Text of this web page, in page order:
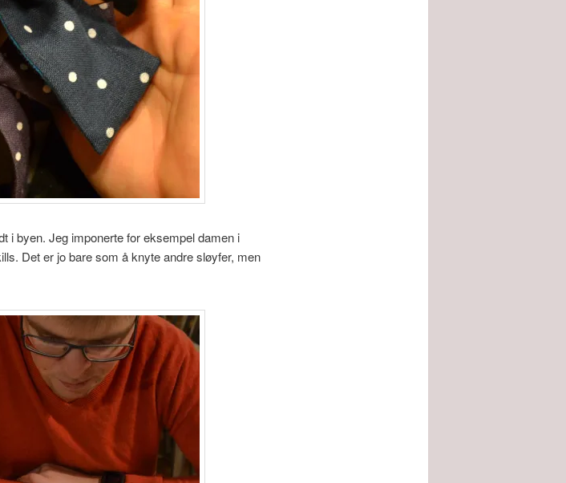
i byen. Jeg imponerte for eksempel damen i
Det er jo bare som å knyte andre sløyfer, men